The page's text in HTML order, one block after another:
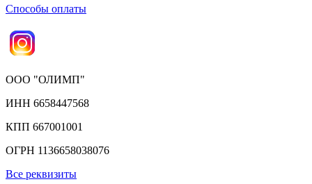
Способы оплаты
ООО "ОЛИМП"
ИНН 6658447568
КПП 667001001
ОГРН 1136658038076
Все реквизиты